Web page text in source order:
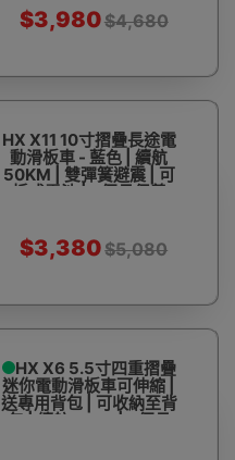
$3,980$4,680
HX X11 10寸摺疊長途電
動滑板車 - 藍色 | 續航
50KM | 雙彈簧避震 | 可
拆式電池 | 3個月保養
$3,380$5,080
HX X6 5.5寸四重摺疊
迷你電動滑板車可伸縮 |
送專用背包 | 可收納至背
包 | 續航15KM | 3個月